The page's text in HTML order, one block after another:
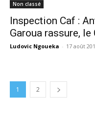
Non classé
Inspection Caf :
Garoua rassure, le
Ludovic Ngoueka - 17 août
1 2